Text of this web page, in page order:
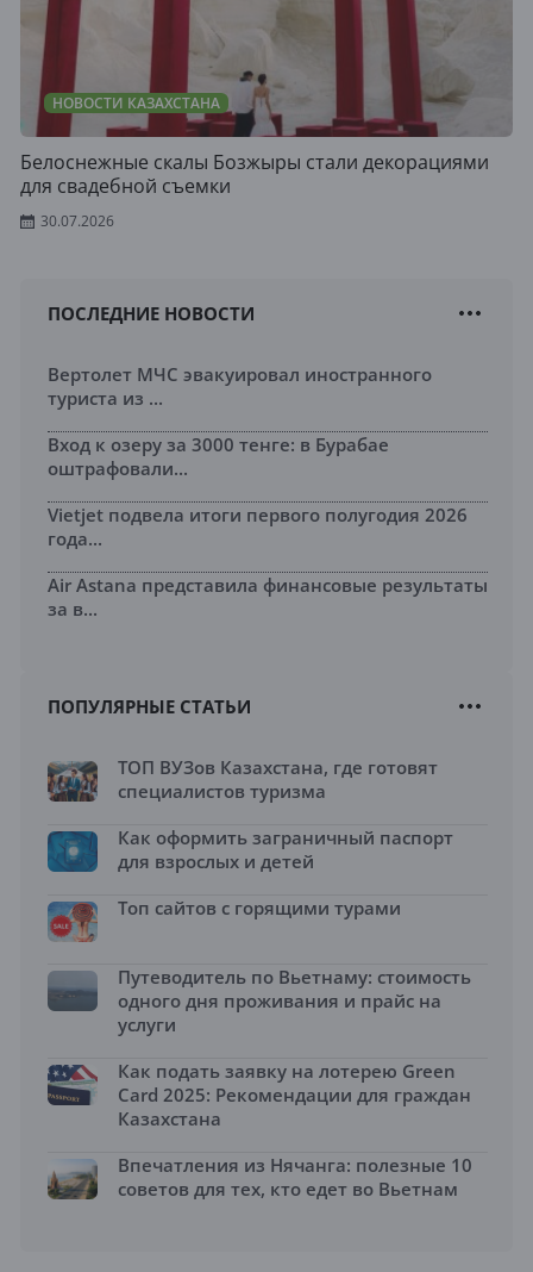
НОВОСТИ КАЗАХСТАНА
Белоснежные скалы Бозжыры стали декорациями
для свадебной съемки
30.07.2026
ПОСЛЕДНИЕ НОВОСТИ
Вертолет МЧС эвакуировал иностранного
туриста из ...
Вход к озеру за 3000 тенге: в Бурабае
оштрафовали...
Vietjet подвела итоги первого полугодия 2026
года...
Air Astana представила финансовые результаты
за в...
ПОПУЛЯРНЫЕ СТАТЬИ
ТОП ВУЗов Казахстана, где готовят
специалистов туризма
Как оформить заграничный паспорт
для взрослых и детей
Топ сайтов с горящими турами
Путеводитель по Вьетнаму: стоимость
одного дня проживания и прайс на
услуги
Как подать заявку на лотерею Green
Card 2025: Рекомендации для граждан
Казахстана
Впечатления из Нячанга: полезные 10
советов для тех, кто едет во Вьетнам